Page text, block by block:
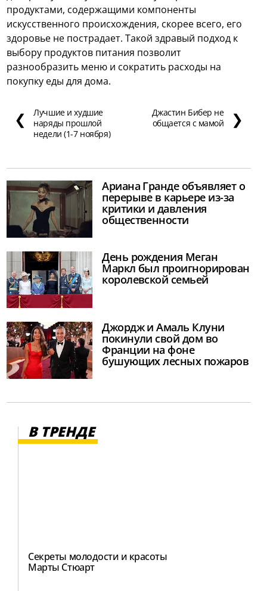
продуктами, содержащими компоненты
искусственного происхождения, скорее всего, его
здоровье не пострадает. Такой здравый подход к
выбору продуктов питания позволит
разнообразить меню и сократить расходы на
покупку еды для дома.
❮
Лучшие и худшие
наряды прошлой
недели (1-7 ноября)
Джастин Бибер не
общается с мамой
❯
Ариана Гранде объявляет о
перерыве в карьере из-за
критики и давления
общественности
День рождения Меган
Маркл был проигнорирован
королевской семьей
Джордж и Амаль Клуни
покинули свой дом во
Франции на фоне
бушующих лесных пожаров
В ТРЕНДЕ
Секреты молодости и красоты
Марты Стюарт